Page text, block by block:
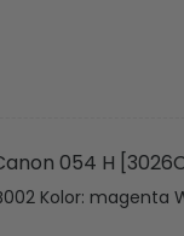
054 H
Kolor: